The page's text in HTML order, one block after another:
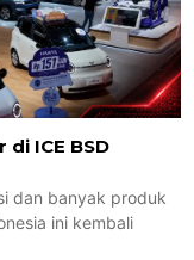
ICE BSD
dan banyak produk
ini kembali